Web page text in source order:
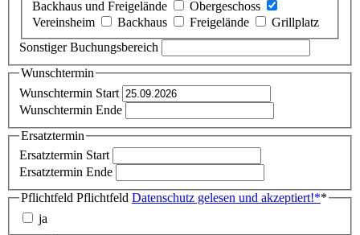
Backhaus und Freigelände
Obergeschoss
Vereinsheim
Backhaus Freigelände
Grillplatz
Sonstiger Buchungsbereich
Wunschtermin
Wunschtermin Start
Wunschtermin Ende
Ersatztermin
Ersatztermin Start
Ersatztermin Ende
Pflichtfeld Pflichtfeld Datenschutz gelesen und akzeptiert!**
ja